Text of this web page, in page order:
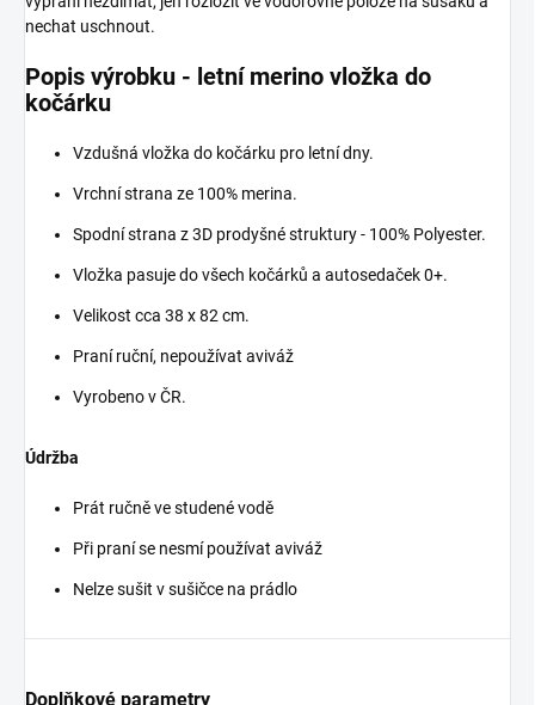
nechat uschnout.
Popis výrobku - letní merino vložka do
kočárku
Vzdušná vložka do kočárku pro letní dny.
Vrchní strana ze 100% merina.
Spodní strana z 3D prodyšné struktury - 100% Polyester.
Vložka pasuje do všech kočárků a autosedaček 0+.
Velikost cca 38 x 82 cm.
Praní ruční, nepoužívat aviváž
Vyrobeno v ČR.
Údržba
Prát ručně ve studené vodě
Při praní se nesmí používat aviváž
Nelze sušit v sušičce na prádlo
Doplňkové parametry